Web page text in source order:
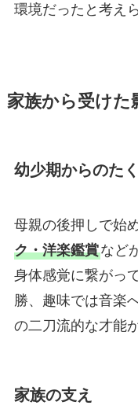
環境だったと考え
家族から受けた
幼少期からのた
母親の後押しで始
ク・洋楽鑑賞など
身体感覚に繋がっ
勝、趣味では音楽
の二刀流的な才能
家族の支え